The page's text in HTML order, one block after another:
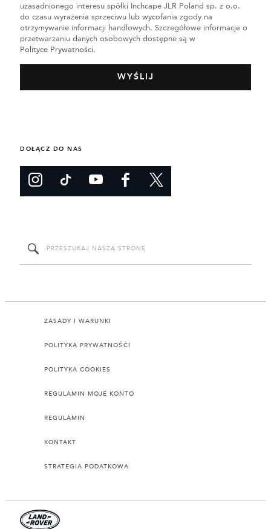
uzasadnionego interesu spółki Inchcape JLR Poland sp. z o.o.
do czasu wyrażenia sprzeciwu lub wycofania zgody na
otrzymywanie informacji handlowych. Szczegółowe informacje o
przetwarzaniu danych osobowych dostępne są w
Polityce Prywatności.
DOŁĄCZ DO NAS
ZASADY I WARUNKI
POLITYKA PRYWATNOŚCI
POLITYKA COOKIES
REGULAMIN MOJE KONTO
REGULAMIN
KONTAKT
STRATEGIA PODATKOWA